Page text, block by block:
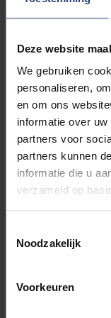
Deze website
We gebruiken
personaliseren,
en om ons
informatie over
partners voor
partners kunnen
informatie die u
verzameld op
Noodzakelijk
Voorkeuren